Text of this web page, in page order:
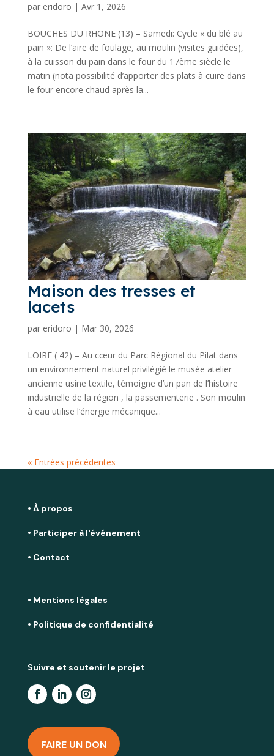
par eridoro | Avr 1, 2026
BOUCHES DU RHONE (13) – Samedi: Cycle « du blé au
pain »: De l’aire de foulage, au moulin (visites guidées),
à la cuisson du pain dans le four du 17ème siècle le
matin (nota possibilité d’apporter des plats à cuire dans
le four encore chaud après la...
Maison des tresses et
lacets
par eridoro | Mar 30, 2026
LOIRE ( 42) – Au cœur du Parc Régional du Pilat dans
un environnement naturel privilégié le musée atelier
ancienne usine textile, témoigne d’un pan de l’histoire
industrielle de la région , la passementerie . Son moulin
à eau utilise l’énergie mécanique...
« Entrées précédentes
• À propos
• Participer à l'événement
• Contact
• Mentions légales
• Politique de confidentialité
Suivre et soutenir le projet
FAIRE UN DON